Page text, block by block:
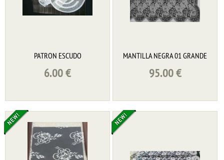
PATRON ESCUDO
6.00€
MANTILLA NEGRA 01 GRANDE
95.00€